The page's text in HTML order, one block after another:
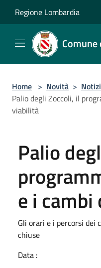
Regione Lombardia
Comune
Home > Novità >
Palio degli Zoccoli, il
viabilità
Palio
e i
Gli orari e i percorsi dei
chiuse
Data :